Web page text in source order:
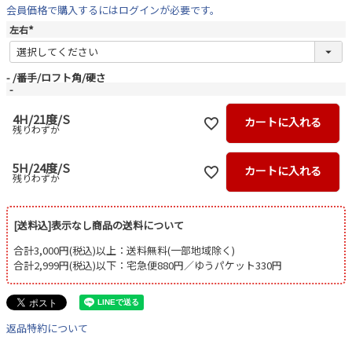
会員価格で購入するにはログインが必要です。
左右
(
必
須
- 番手/ロフト角/硬さ
-
4H/21度/S
残りわずか カートに入れる
5H/24度/S
残りわずか カートに入れる
[送料込]表示なし商品の送料について
合計3,000円(税込)以上：送料無料(一部地域除く)
合計2,999円(税込)以下：宅急便880円／ゆうパケット330円
返品特約について